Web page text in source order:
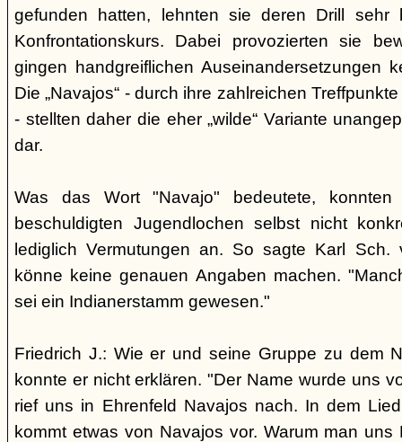
gefunden hatten, lehnten sie deren Drill
Konfrontationskurs. Dabei provozierten sie
gingen handgreiflichen Auseinandersetzungen
Die „Navajos“ - durch ihre zahlreichen
- stellten daher die eher „wilde“ Variante
dar.
Was das Wort "Navajo" bedeutete, konnten
beschuldigten Jugendlochen selbst nicht
lediglich Vermutungen an. So sagte Karl
könne keine genauen Angaben machen.
sei ein Indianerstamm gewesen."
Friedrich J.: Wie er und seine Gruppe zu dem
konnte er nicht erklären. "Der Name wurde uns
rief uns in Ehrenfeld Navajos nach. In dem
kommt etwas von Navajos vor. Warum man